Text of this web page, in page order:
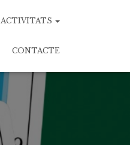
ACTIVITATS
CONTACTE